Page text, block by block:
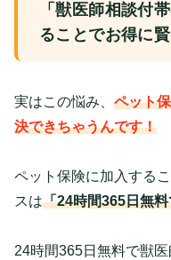
「獣医師相談付
ることでお得に賢
実はこの悩み、 ペット
決できちゃうんです！
ペット保険に加入する
スは「24時間365日無
24時間365日無料で獣